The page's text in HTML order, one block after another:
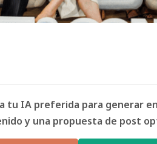
tu IA preferida para generar
y una propuesta de post